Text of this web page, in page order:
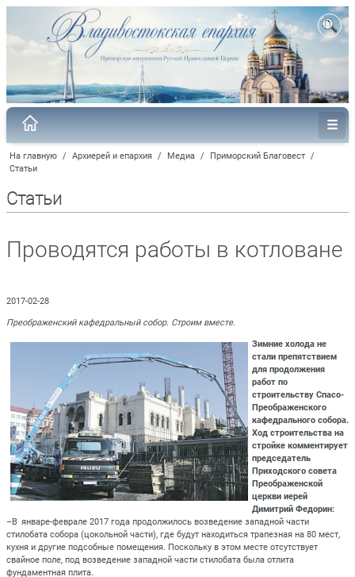
На главную / Архиерей и епархия / Медиа / Приморский Благовест /
Статьи
Статьи
Проводятся работы в котловане
2017-02-28
Преображенский кафедральный собор. Строим вместе.
Зимние холода не
стали препятствием
для продолжения
работ по
строительству Спасо-
Преображенского
кафедрального собора.
Ход строительства на
стройке комментирует
председатель
Приходского совета
Преображенской
церкви иерей
Димитрий Федорин:
–В январе-феврале 2017 года продолжилось возведение западной части
стилобата собора (цокольной части), где будут находиться трапезная на 80 мест,
кухня и другие подсобные помещения. Поскольку в этом месте отсутствует
свайное поле, под возведение западной части стилобата была отлита
фундаментная плита.